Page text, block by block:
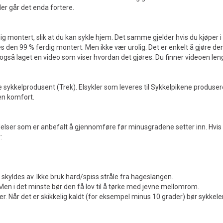
går det enda fortere.
montert, slik at du kan sykle hjem. Det samme gjelder hvis du
99 % ferdig montert. Men ikke vær urolig. Det er enkelt å gjøre
laget en video som viser hvordan det gjøres. Du finner videoen
(Trek). Elsykler som leveres til Sykkelpikene
komfort.
som er anbefalt å gjennomføre før minusgradene setter inn.
av. Ikke bruk hard/spiss stråle fra hageslangen.
i det minste bør den få lov til å tørke med jevne mellomrom.
Når det er skikkelig kaldt (for eksempel minus 10 grader) bør